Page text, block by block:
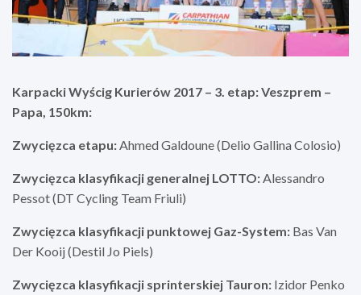
Karpacki Wyścig Kurierów 2017 – 3. etap: Veszprem –
Papa, 150km:
Zwycięzca etapu: Ahmed Galdoune (Delio Gallina Colosio)
Zwycięzca klasyfikacji generalnej LOTTO: Alessandro
Pessot (DT Cycling Team Friuli)
Zwycięzca klasyfikacji punktowej Gaz-System: Bas Van
Der Kooij (Destil Jo Piels)
Zwycięzca klasyfikacji sprinterskiej Tauron: Izidor Penko